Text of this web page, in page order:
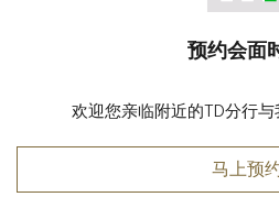
预约会面
欢迎您亲临附近的TD分行与
马上预